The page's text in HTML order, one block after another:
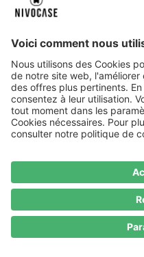
À propos de nous
Notre histoire NIVOCASE
Paiement sécurisé
Paiement
Centre d’aide Centre d’aide
Moyens de paiement
d’aide
Mentions légales Protection
* Prix TTC, horsFrais de port